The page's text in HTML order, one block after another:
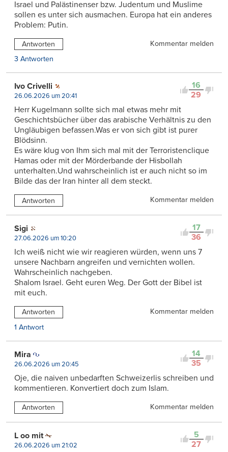
Israel und Palästinenser bzw. Judentum und Muslime
sollen es unter sich ausmachen. Europa hat ein anderes
Problem: Putin.
Antworten
Kommentar melden
3 Antworten
16
29
Ivo Crivelli
26.06.2026 um 20:41
Herr Kugelmann sollte sich mal etwas mehr mit
Geschichtsbücher über das arabische Verhältnis zu den
Ungläubigen befassen.Was er von sich gibt ist purer
Blödsinn.
Es wäre klug von Ihm sich mal mit der Terroristenclique
Hamas oder mit der Mörderbande der Hisbollah
unterhalten.Und wahrscheinlich ist er auch nicht so im
Bilde das der Iran hinter all dem steckt.
Antworten Kommentar melden
17
36
Sigi
27.06.2026 um 10:20
Ich weiß nicht wie wir reagieren würden, wenn uns 7
unsere Nachbarn angreifen und vernichten wollen.
Wahrscheinlich nachgeben.
Shalom Israel. Geht euren Weg. Der Gott der Bibel ist
mit euch.
Antworten
Kommentar melden
1 Antwort
14
35
Mira
26.06.2026 um 20:45
Oje, die naiven unbedarften Schweizerlis schreiben und
kommentieren. Konvertiert doch zum Islam.
Antworten Kommentar melden
5
27
L oo mit
26.06.2026 um 21:02